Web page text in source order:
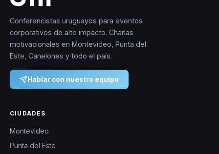
Conferencistas uruguayos para eventos
corporativos de alto impacto. Charlas
motivacionales en Montevideo, Punta del
Este, Canelones y todo el país.
Hablar con nuestro equipo
CIUDADES
Montevideo
Punta del Este